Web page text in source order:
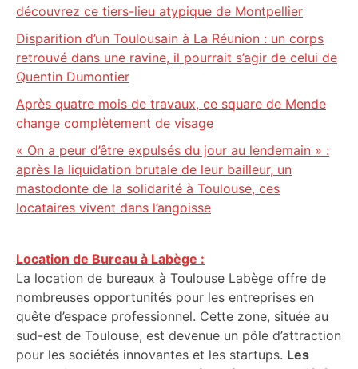
découvrez ce tiers-lieu atypique de Montpellier
Disparition d’un Toulousain à La Réunion : un corps
retrouvé dans une ravine, il pourrait s’agir de celui de
Quentin Dumontier
Après quatre mois de travaux, ce square de Mende
change complètement de visage
« On a peur d’être expulsés du jour au lendemain » :
après la liquidation brutale de leur bailleur, un
mastodonte de la solidarité à Toulouse, ces
locataires vivent dans l’angoisse
Location de Bureau à Labège :
La location de bureaux à Toulouse Labège offre de
nombreuses opportunités pour les entreprises en
quête d’espace professionnel. Cette zone, située au
sud-est de Toulouse, est devenue un pôle d’attraction
pour les sociétés innovantes et les startups. Les